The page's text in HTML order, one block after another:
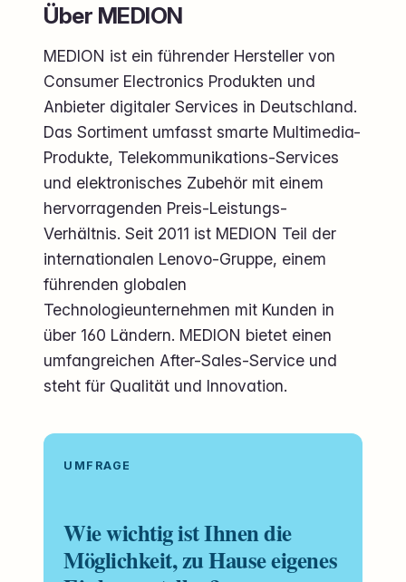
Über MEDION
MEDION ist ein führender Hersteller von
Consumer Electronics Produkten und
Anbieter digitaler Services in Deutschland.
Das Sortiment umfasst smarte Multimedia-
Produkte, Telekommunikations-Services
und elektronisches Zubehör mit einem
hervorragenden Preis-Leistungs-
Verhältnis. Seit 2011 ist MEDION Teil der
internationalen Lenovo-Gruppe, einem
führenden globalen
Technologieunternehmen mit Kunden in
über 160 Ländern. MEDION bietet einen
umfangreichen After-Sales-Service und
steht für Qualität und Innovation.
UMFRAGE
Wie wichtig ist Ihnen die
Möglichkeit, zu Hause eigenes